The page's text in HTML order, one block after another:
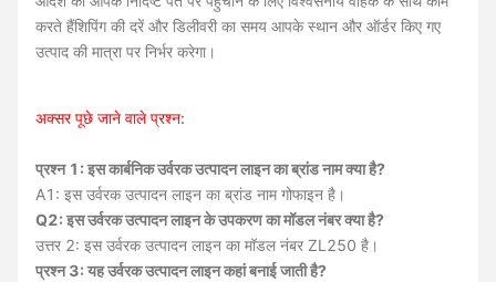
करते हैंशिपिंग की दरें और डिलीवरी का समय आपके स्थान और ऑर्डर किए गए
उत्पाद की मात्रा पर निर्भर करेगा।
अक्सर पूछे जाने वाले प्रश्न:
प्रश्न 1: इस कार्बनिक उर्वरक उत्पादन लाइन का ब्रांड नाम क्या है?
A1: इस उर्वरक उत्पादन लाइन का ब्रांड नाम गोफाइन है।
Q2: इस उर्वरक उत्पादन लाइन के उपकरण का मॉडल नंबर क्या है?
उत्तर 2: इस उर्वरक उत्पादन लाइन का मॉडल नंबर ZL250 है।
प्रश्न 3: यह उर्वरक उत्पादन लाइन कहां बनाई जाती है?